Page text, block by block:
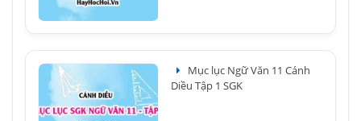
Mục lục Ngữ Văn 11 Cánh
Diều Tập 1 SGK